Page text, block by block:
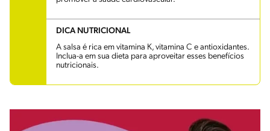
DICA NUTRICIONAL
A salsa é rica em vitamina K, vitamina C e antioxidantes.
Inclua-a em sua dieta para aproveitar esses benefícios
nutricionais.